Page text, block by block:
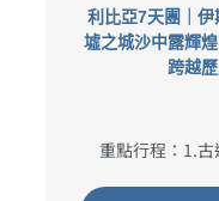
利比亞7天團｜
墟之城沙中露輝
跨越
重點行程：1.